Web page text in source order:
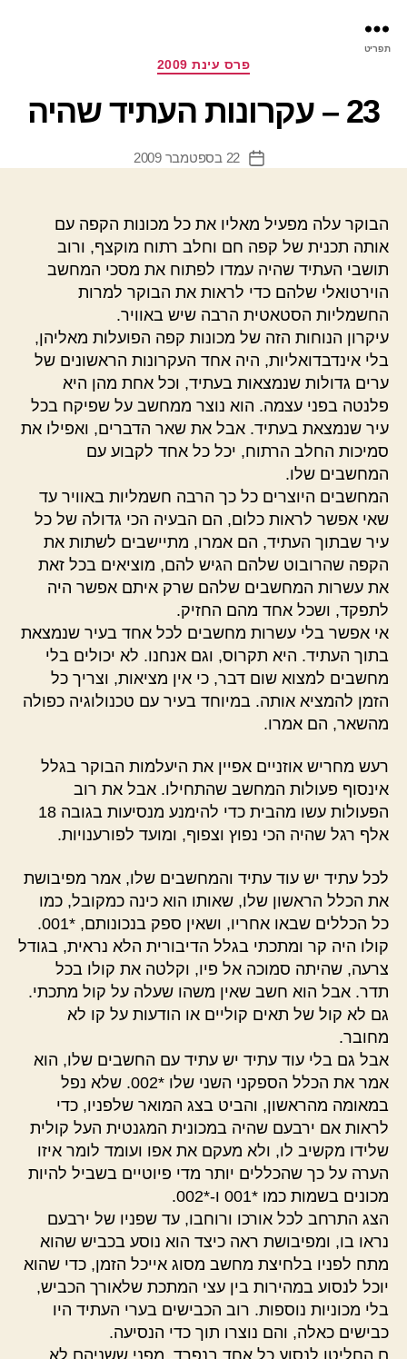
תפריט
קטגוריותפרס עינת 2009
23 – עקרונות העתיד שהיה
תאריך
22 בספטמבר 2009
הבוקר עלה מפעיל מאליו את כל מכונות הקפה עם
אותה תכנית של קפה חם וחלב רתוח מוקצף, ורוב
תושבי העתיד שהיה עמדו לפתוח את מסכי המחשב
הוירטואלי שלהם כדי לראות את הבוקר למרות
החשמליות הסטאטית הרבה שיש באוויר.
עיקרון הנוחות הזה של מכונות קפה הפועלות מאליהן,
בלי אינדבדואליות, היה אחד העקרונות הראשונים של
ערים גדולות שנמצאות בעתיד, וכל אחת מהן היא
פלנטה בפני עצמה. הוא נוצר ממחשב על שפיקח בכל
עיר שנמצאת בעתיד. אבל את שאר הדברים, ואפילו את
סמיכות החלב הרתוח, יכל כל אחד לקבוע עם
המחשבים שלו.
המחשבים היוצרים כל כך הרבה חשמליות באוויר עד
שאי אפשר לראות כלום, הם הבעיה הכי גדולה של כל
עיר שבתוך העתיד, הם אמרו, מתיישבים לשתות את
הקפה שהרובוט שלהם הגיש להם, מוציאים בכל זאת
את עשרות המחשבים שלהם שרק איתם אפשר היה
לתפקד, ושכל אחד מהם החזיק.
אי אפשר בלי עשרות מחשבים לכל אחד בעיר שנמצאת
בתוך העתיד. היא תקרוס, וגם אנחנו. לא יכולים בלי
מחשבים למצוא שום דבר, כי אין מציאות, וצריך כל
הזמן להמציא אותה. במיוחד בעיר עם טכנולוגיה כפולה
מהשאר, הם אמרו.
רעש מחריש אוזניים אפיין את היעלמות הבוקר בגלל
אינסוף פעולות המחשב שהתחילו. אבל את רוב
הפעולות עשו מהבית כדי להימנע מנסיעות בגובה 18
אלף רגל שהיה הכי נפוץ וצפוף, ומועד לפורענויות.
לכל עתיד יש עוד עתיד והמחשבים שלו, אמר מפיבושת
את הכלל הראשון שלו, שאותו הוא כינה כמקובל, כמו
כל הכללים שבאו אחריו, ושאין ספק בנכונותם, *001.
קולו היה קר ומתכתי בגלל הדיבורית הלא נראית, בגודל
צרעה, שהיתה סמוכה אל פיו, וקלטה את קולו בכל
תדר. אבל הוא חשב שאין משהו שעלה על קול מתכתי.
גם לא קול של תאים קוליים או הודעות על קו לא
מחובר.
אבל גם בלי עוד עתיד יש עתיד עם החשבים שלו, הוא
אמר את הכלל הספקני השני שלו *002. שלא נפל
במאומה מהראשון, והביט בצג המואר שלפניו, כדי
לראות אם ירבעם שהיה במכונית המגנטית העל קולית
שלידו מקשיב לו, ולא מעקם את אפו ועומד לומר איזו
הערה על כך שהכללים יותר מדי פיוטיים בשביל להיות
מכונים בשמות כמו *001 ו-*002.
הצג התרחב לכל אורכו ורוחבו, עד שפניו של ירבעם
נראו בו, ומפיבושת ראה כיצד הוא נוסע בכביש שהוא
מתח לפניו בלחיצת מחשב מסוג אייכל הזמן, כדי שהוא
יוכל לנסוע במהירות בין עצי המתכת שלאורך הכביש,
בלי מכוניות נוספות. רוב הכבישים בערי העתיד היו
כבישים כאלה, והם נוצרו תוך כדי הנסיעה.
ם החליטו לנסוע כל אחד בנפרד, מפני ששניהם לא